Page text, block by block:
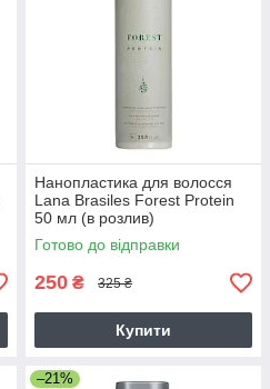
Нанопластика для волосся
Lana Brasiles Forest Protein
50 мл (в розлив)
Готово до відправки
250 ₴ 325 ₴
Купити
–21%